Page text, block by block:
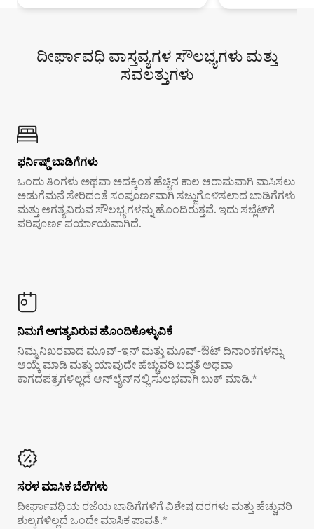
ದೀರ್ಘಾವಧಿ ವಾಸ್ತವ್ಯಗಳ ಸೌಲಭ್ಯಗಳು ಮತ್ತು
ಸವಲತ್ತುಗಳು
ಫರ್ನಿಷ್ಡ್ ಬಾಡಿಗೆಗಳು
ಒಂದು ತಿಂಗಳು ಅಥವಾ ಅದಕ್ಕಿಂತ ಹೆಚ್ಚಿನ ಕಾಲ ಆರಾಮವಾಗಿ ವಾಸಿಸಲು
ಅಡುಗೆಮನೆ ಸೇರಿದಂತೆ ಸಂಪೂರ್ಣವಾಗಿ ಸಜ್ಜುಗೊಳಿಸಲಾದ ಬಾಡಿಗೆಗಳು
ಮತ್ತು ಅಗತ್ಯವಿರುವ ಸೌಲಭ್ಯಗಳನ್ನು ಹೊಂದಿರುತ್ತವೆ. ಇದು ಸಬ್ಲೆಟ್‌ಗೆ
ಪರಿಪೂರ್ಣ ಪರ್ಯಾಯವಾಗಿದೆ.
ನಿಮಗೆ ಅಗತ್ಯವಿರುವ ಹೊಂದಿಕೊಳ್ಳುವಿಕೆ
ನಿಮ್ಮ ನಿಖರವಾದ ಮೂವ್-ಇನ್ ಮತ್ತು ಮೂವ್-ಔಟ್ ದಿನಾಂಕಗಳನ್ನು
ಆಯ್ಕೆ ಮಾಡಿ ಮತ್ತು ಯಾವುದೇ ಹೆಚ್ಚುವರಿ ಬದ್ಧತೆ ಅಥವಾ
ಕಾಗದಪತ್ರಗಳಿಲ್ಲದೆ ಆನ್‌ಲೈನ್‌ನಲ್ಲಿ ಸುಲಭವಾಗಿ ಬುಕ್ ಮಾಡಿ.*
ಸರಳ ಮಾಸಿಕ ಬೆಲೆಗಳು
ದೀರ್ಘಾವಧಿಯ ರಜೆಯ ಬಾಡಿಗೆಗಳಿಗೆ ವಿಶೇಷ ದರಗಳು ಮತ್ತು ಹೆಚ್ಚುವರಿ
ಶುಲ್ಕಗಳಿಲ್ಲದೆ ಒಂದೇ ಮಾಸಿಕ ಪಾವತಿ.*